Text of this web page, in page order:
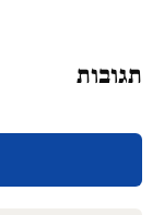
תגובות